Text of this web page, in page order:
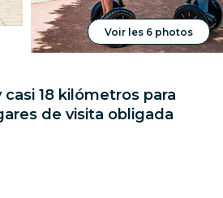
Voir les 6 photos
casi 18 kilómetros para
de visita obligada